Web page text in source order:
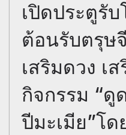
เปิดประตูรั
ต้อนรับตรุษ
เสริมดวง เ
กิจกรรม “ดู
ปีมะเมีย”โ